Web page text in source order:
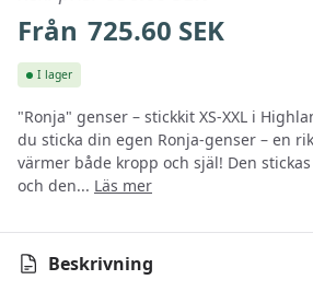
Från 725.60 SEK
I lager
"Ronja" genser – stickkit XS-XXL i
du sticka din egen Ronja-genser – en
värmer både kropp och själ! Den
och den... Läs mer
Beskrivning